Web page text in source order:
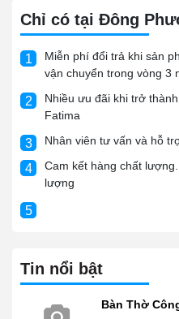
Chỉ có tại Đông
1
Miễn phí đổi trả khi sản
vận chuyển trong vòng 3
2
Nhiều ưu đãi khi trở
Fatima
3 Nhân viên tư vấn và hỗ
4
Cam kết hàng chất
lượng
5
Tin nổi bật
Bàn Thờ